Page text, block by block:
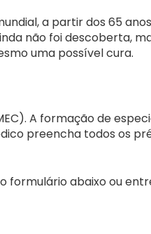
a partir dos 65
não foi descoberta,
uma possível cura.
A formação de
preencha todos os
formulário abaixo ou